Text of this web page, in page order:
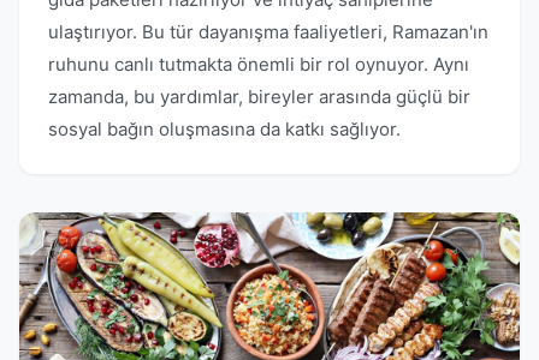
ulaştırıyor. Bu tür dayanışma faaliyetleri, Ramazan'ın
ruhunu canlı tutmakta önemli bir rol oynuyor. Aynı
zamanda, bu yardımlar, bireyler arasında güçlü bir
sosyal bağın oluşmasına da katkı sağlıyor.